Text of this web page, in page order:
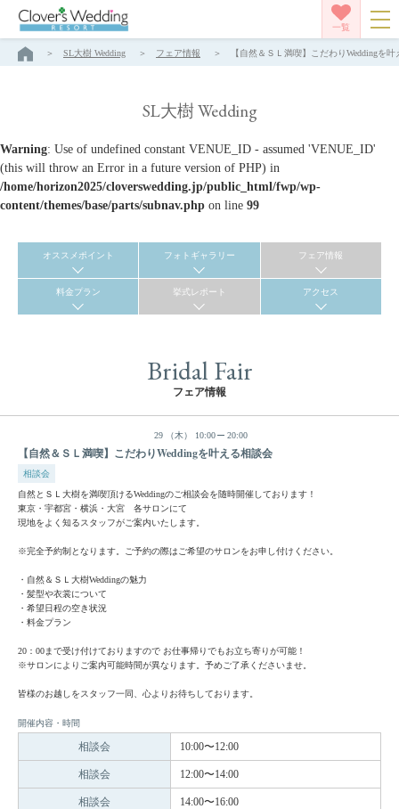
一覧
SL大樹 Wedding フェア情報 【自然＆ＳＬ満喫】こだわりWeddingを
SL大樹 Wedding
Warning: Use of undefined constant VENUE_ID - assumed 'VENUE_ID'
(this will throw an Error in a future version of PHP) in
/home/horizon2025/cloverswedding.jp/public_html/fwp/wp-
content/themes/base/parts/subnav.php on line 99
オススメポイント フォトギャラリー フェア情報
料金プラン 挙式レポート アクセス
Bridal Fair
フェア情報
29 （木） 10:00 20:00
【自然＆ＳＬ満喫】こだわりWeddingを叶える相談会
相談会
自然とＳＬ大樹を満喫頂けるWeddingのご相談会を随時開催しております！
東京・宇都宮・横浜・大宮 各サロンにて
現地をよく知るスタッフがご案内いたします。
※完全予約制となります。ご予約の際はご希望のサロンをお申し付けください。
・自然＆ＳＬ大樹Weddingの魅力
・髪型や衣裳について
・希望日程の空き状況
・料金プラン
20：00まで受け付けておりますので お仕事帰りでもお立ち寄りが可能！
※サロンによりご案内可能時間が異なります。予めご了承くださいませ。
皆様のお越しをスタッフ一同、心よりお待ちしております。
開催内容・時間
相談会 10:00〜12:00
相談会 12:00〜14:00
相談会 14:00〜16:00